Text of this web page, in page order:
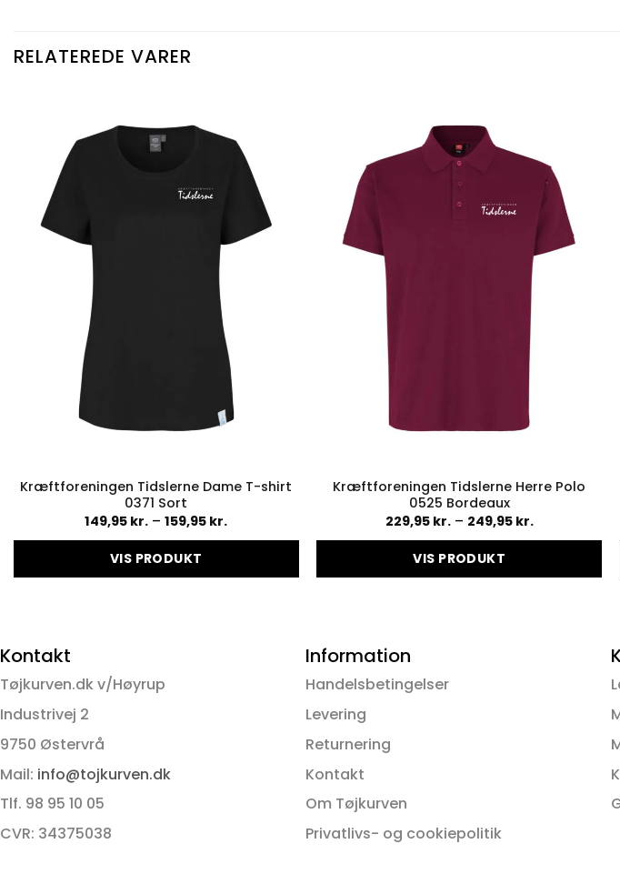
RELATEREDE VARER
Kræftforeningen Tidslerne Dame T-shirt
0371 Sort
149,95 kr. – 159,95 kr.Prisinterval:
til
VIS PRODUKT
Mulighederne
varesiden
Kræftforeningen Tidslerne Herre Polo
0525 Bordeaux
229,95 kr. – 249,95 kr.Prisinterval:
til
VIS PRODUKT
Kontakt
Tøjkurven.dk v/Høyrup
Industrivej 2
9750 Østervrå
Mail: info@tojkurven.dk
Tlf. 98 95 10 05
CVR: 34375038
Information
Handelsbetingelser
Levering
Returnering
Kontakt
Om Tøjkurven
Privatlivs- og cookiepolitik